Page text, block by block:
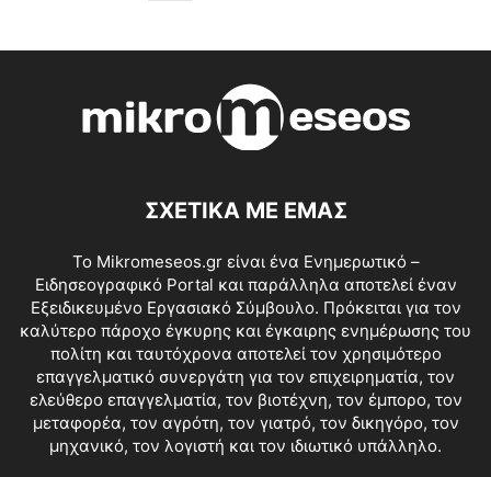
ΣΧΕΤΙΚΑ ΜΕ ΕΜΑΣ
Το Mikromeseos.gr είναι ένα Ενημερωτικό –
Ειδησεογραφικό Portal και παράλληλα αποτελεί έναν
Εξειδικευμένο Εργασιακό Σύμβουλο. Πρόκειται για τον
καλύτερο πάροχο έγκυρης και έγκαιρης ενημέρωσης του
πολίτη και ταυτόχρονα αποτελεί τον χρησιμότερο
επαγγελματικό συνεργάτη για τον επιχειρηματία, τον
ελεύθερο επαγγελματία, τον βιοτέχνη, τον έμπορο, τον
μεταφορέα, τον αγρότη, τον γιατρό, τον δικηγόρο, τον
μηχανικό, τον λογιστή και τον ιδιωτικό υπάλληλο.